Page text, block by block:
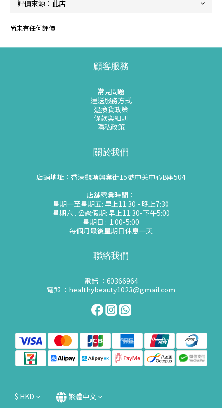
尚未有任何評價
顧客服務
常見問題
運送服務方式
退換貨政策
條款與細則
隱私政策
關於我們
店鋪地址：香港觀塘興業街15號中美中心B座504
店舖營業時間：
星期一至星期五: 早上11:30 - 晚上7:30
星期六 . 公衆假期: 早上11:30-下午5:00
星期日 : 1:00-5:00
每個月最後星期日休息一天
聯絡我們
電話 ：60366964
電郵 ：healthybeauty1023@gmail.com
$ HKD 繁體中文